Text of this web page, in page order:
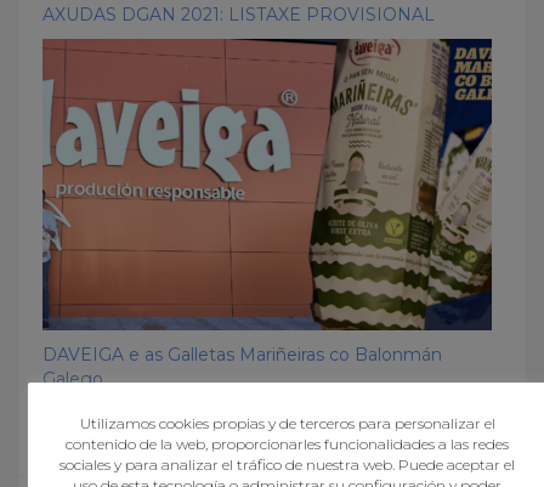
AXUDAS DGAN 2021: LISTAXE PROVISIONAL
DAVEIGA e as Galletas Mariñeiras co Balonmán
Galego
Utilizamos cookies propias y de terceros para personalizar el
contenido de la web, proporcionarles funcionalidades a las redes
sociales y para analizar el tráfico de nuestra web. Puede aceptar el